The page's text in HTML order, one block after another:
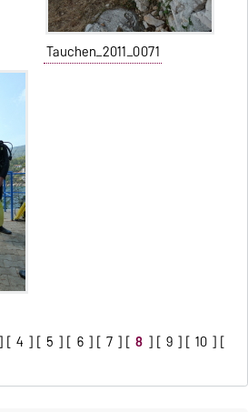
Tauchen_2011_0071
] [ 4 ] [ 5 ] [ 6 ] [ 7 ] [ 8 ] [ 9 ] [ 10 ] [